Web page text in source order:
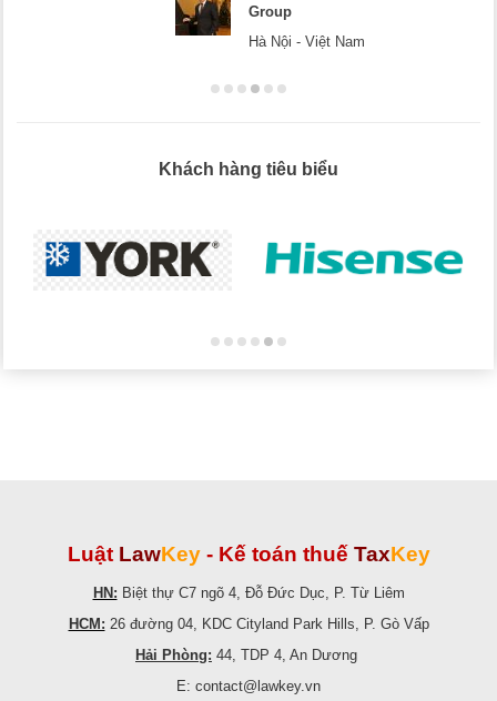
Group
Hà Nội - Việt Nam
Khách hàng tiêu biểu
Luật LawKey - Kế toán thuế TaxKey
HN: Biệt thự C7 ngõ 4, Đỗ Đức Dục, P. Từ Liêm
HCM: 26 đường 04, KDC Cityland Park Hills, P. Gò Vấp
Hải Phòng: 44, TDP 4, An Dương
E: contact@lawkey.vn